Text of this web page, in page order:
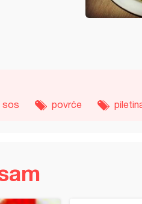
sos povrće